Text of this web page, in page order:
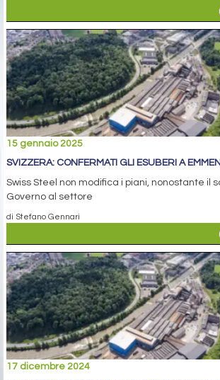
15 gennaio 2025
SVIZZERA: CONFERMATI GLI ESUBERI A
Swiss Steel non modifica i piani, nonostante il
Governo al settore
di Stefano Gennari
17 dicembre 2024